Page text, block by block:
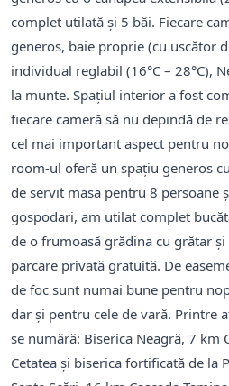
complet utilată și 5 băi. Fiecare
generos, baie proprie (cu uscător
individual reglabil (16°C – 28°C),
la munte. Spațiul interior a fost
fiecare cameră să nu depindă de
cel mai important aspect pentru
room-ul oferă un spațiu generos
de servit masa pentru 8 persoane
gospodari, am utilat complet
de o frumoasă grădina cu grătar
parcare privată gratuită. De
de foc sunt numai bune pentru
dar și pentru cele de vară. Printre
se numără: Biserica Neagră, 7 km
Cetatea și biserica fortificată de la